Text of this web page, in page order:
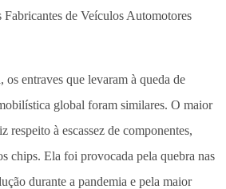
de Veículos Automotores
entraves que levaram à queda de
global foram similares. O maior
respeito à escassez de componentes,
chips. Ela foi provocada pela quebra nas
durante a pandemia e pela maior